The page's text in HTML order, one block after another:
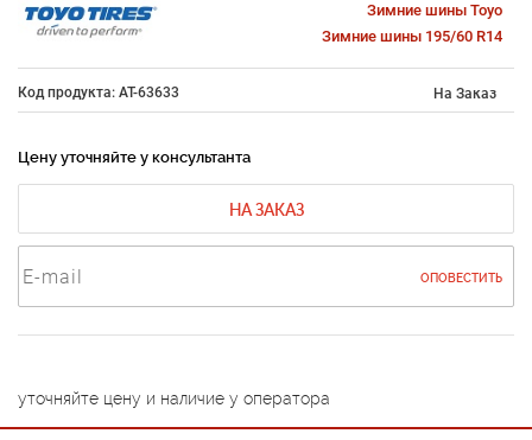
Зимние шины Toyo
Зимние шины 195/60 R14
Код продукта: AT-63633 На Заказ
Цену уточняйте у консультанта
НА ЗАКАЗ
ОПОВЕСТИТЬ
уточняйте цену и наличие у оператора